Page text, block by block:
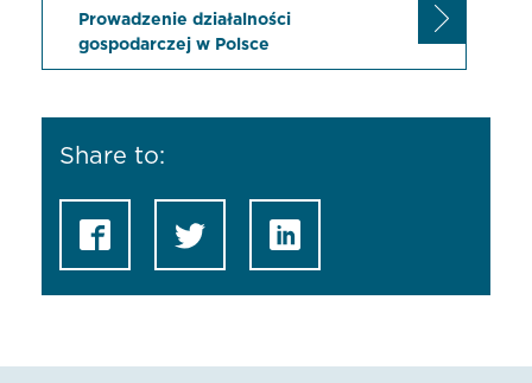
Prowadzenie działalności
gospodarczej w Polsce
Share to: